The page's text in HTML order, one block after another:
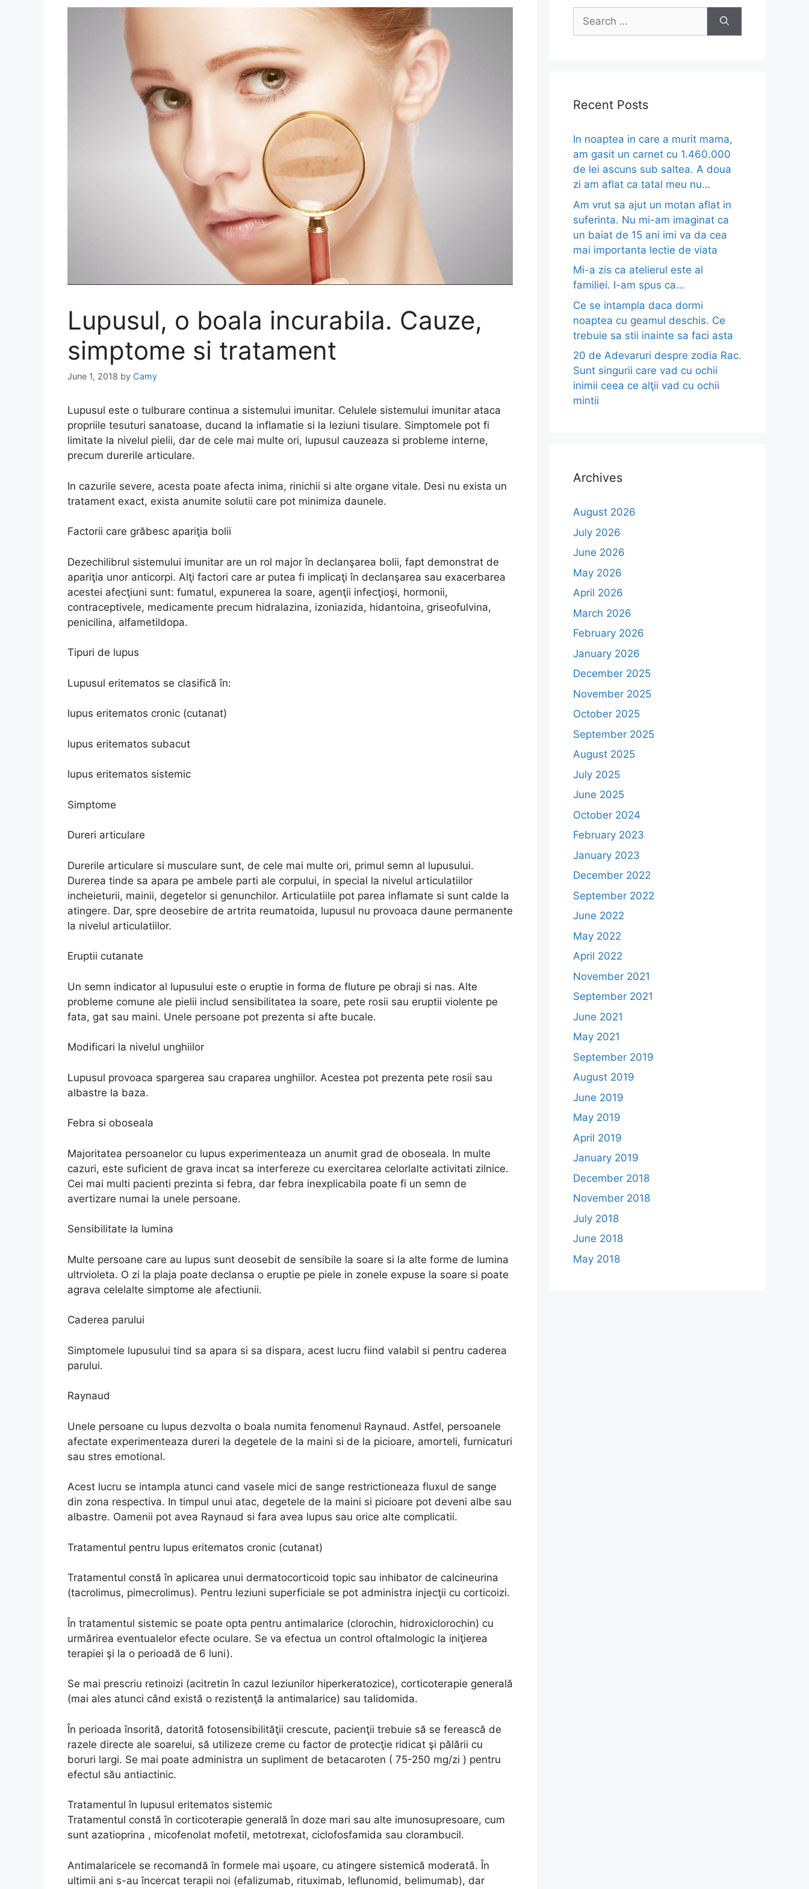
Lupusul, o boala incurabila. Cauze,
simptome si tratament
June 1, 2018 by Camy
Lupusul este o tulburare continua a sistemului imunitar. Celulele sistemului imunitar ataca
propriile tesuturi sanatoase, ducand la inflamatie si la leziuni tisulare. Simptomele pot fi
limitate la nivelul pielii, dar de cele mai multe ori, lupusul cauzeaza si probleme interne,
precum durerile articulare.
In cazurile severe, acesta poate afecta inima, rinichii si alte organe vitale. Desi nu exista un
tratament exact, exista anumite solutii care pot minimiza daunele.
Factorii care grăbesc apariţia bolii
Dezechilibrul sistemului imunitar are un rol major în declanşarea bolii, fapt demonstrat de
apariţia unor anticorpi. Alţi factori care ar putea fi implicaţi în declanşarea sau exacerbarea
acestei afecţiuni sunt: fumatul, expunerea la soare, agenţii infecţioşi, hormonii,
contraceptivele, medicamente precum hidralazina, izoniazida, hidantoina, griseofulvina,
penicilina, alfametildopa.
Tipuri de lupus
Lupusul eritematos se clasifică în:
lupus eritematos cronic (cutanat)
lupus eritematos subacut
lupus eritematos sistemic
Simptome
Dureri articulare
Durerile articulare si musculare sunt, de cele mai multe ori, primul semn al lupusului.
Durerea tinde sa apara pe ambele parti ale corpului, in special la nivelul articulatiilor
incheieturii, mainii, degetelor si genunchilor. Articulatiile pot parea inflamate si sunt calde la
atingere. Dar, spre deosebire de artrita reumatoida, lupusul nu provoaca daune permanente
la nivelul articulatiilor.
Eruptii cutanate
Un semn indicator al lupusului este o eruptie in forma de fluture pe obraji si nas. Alte
probleme comune ale pielii includ sensibilitatea la soare, pete rosii sau eruptii violente pe
fata, gat sau maini. Unele persoane pot prezenta si afte bucale.
Modificari la nivelul unghiilor
Lupusul provoaca spargerea sau craparea unghiilor. Acestea pot prezenta pete rosii sau
albastre la baza.
Febra si oboseala
Majoritatea persoanelor cu lupus experimenteaza un anumit grad de oboseala. In multe
cazuri, este suficient de grava incat sa interfereze cu exercitarea celorlalte activitati zilnice.
Cei mai multi pacienti prezinta si febra, dar febra inexplicabila poate fi un semn de
avertizare numai la unele persoane.
Sensibilitate la lumina
Multe persoane care au lupus sunt deosebit de sensibile la soare si la alte forme de lumina
ultrvioleta. O zi la plaja poate declansa o eruptie pe piele in zonele expuse la soare si poate
agrava celelalte simptome ale afectiunii.
Caderea parului
Simptomele lupusului tind sa apara si sa dispara, acest lucru fiind valabil si pentru caderea
parului.
Raynaud
Unele persoane cu lupus dezvolta o boala numita fenomenul Raynaud. Astfel, persoanele
afectate experimenteaza dureri la degetele de la maini si de la picioare, amorteli, furnicaturi
sau stres emotional.
Acest lucru se intampla atunci cand vasele mici de sange restrictioneaza fluxul de sange
din zona respectiva. In timpul unui atac, degetele de la maini si picioare pot deveni albe sau
albastre. Oamenii pot avea Raynaud si fara avea lupus sau orice alte complicatii.
Tratamentul pentru lupus eritematos cronic (cutanat)
Tratamentul constă în aplicarea unui dermatocorticoid topic sau inhibator de calcineurina
(tacrolimus, pimecrolimus). Pentru leziuni superficiale se pot administra injecţii cu corticoizi.
În tratamentul sistemic se poate opta pentru antimalarice (clorochin, hidroxiclorochin) cu
urmărirea eventualelor efecte oculare. Se va efectua un control oftalmologic la iniţierea
terapiei şi la o perioadă de 6 luni).
Se mai prescriu retinoizi (acitretin în cazul leziunilor hiperkeratozice), corticoterapie generală
(mai ales atunci când există o rezistenţă la antimalarice) sau talidomida.
În perioada însorită, datorită fotosensibilităţii crescute, pacienţii trebuie să se ferească de
razele directe ale soarelui, să utilizeze creme cu factor de protecţie ridicat şi pălării cu
boruri largi. Se mai poate administra un supliment de betacaroten ( 75-250 mg/zi ) pentru
efectul său antiactinic.
Tratamentul în lupusul eritematos sistemic
Tratamentul constă în corticoterapie generală în doze mari sau alte imunosupresoare, cum
sunt azatioprina , micofenolat mofetil, metotrexat, ciclofosfamida sau clorambucil.
Antimalaricele se recomandă în formele mai uşoare, cu atingere sistemică moderată. În
ultimii ani s-au încercat terapii noi (efalizumab, rituximab, leflunomid, belimumab), dar
Search
for:
Recent Posts
In noaptea in care a murit mama,
am gasit un carnet cu 1.460.000
de lei ascuns sub saltea. A doua
zi am aflat ca tatal meu nu…
Am vrut sa ajut un motan aflat in
suferinta. Nu mi-am imaginat ca
un baiat de 15 ani imi va da cea
mai importanta lectie de viata
Mi-a zis ca atelierul este al
familiei. I-am spus ca…
Ce se intampla daca dormi
noaptea cu geamul deschis. Ce
trebuie sa stii inainte sa faci asta
20 de Adevaruri despre zodia Rac.
Sunt singurii care vad cu ochii
inimii ceea ce alţii vad cu ochii
mintii
Archives
August 2026
July 2026
June 2026
May 2026
April 2026
March 2026
February 2026
January 2026
December 2025
November 2025
October 2025
September 2025
August 2025
July 2025
June 2025
October 2024
February 2023
January 2023
December 2022
September 2022
June 2022
May 2022
April 2022
November 2021
September 2021
June 2021
May 2021
September 2019
August 2019
June 2019
May 2019
April 2019
January 2019
December 2018
November 2018
July 2018
June 2018
May 2018